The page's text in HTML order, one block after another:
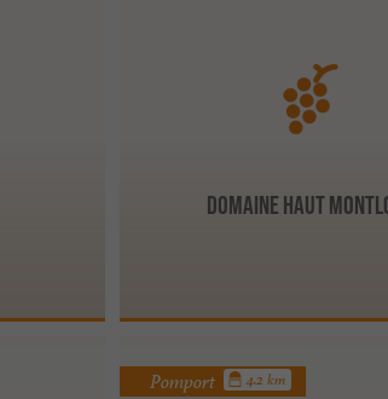
Domaine Haut
Pomport 4.2 km